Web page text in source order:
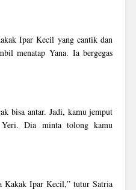
Ipar Kecil yang cantik dan
menatap Yana. Ia bergegas
bisa antar. Jadi, kamu jemput
Dia minta tolong kamu
Kakak Ipar Kecil,” tutur Satria